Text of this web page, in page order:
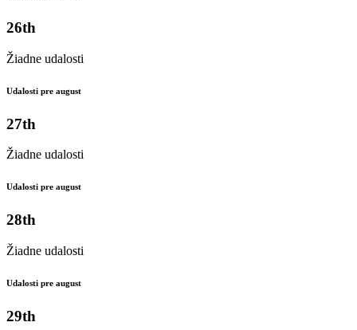
26th
Žiadne udalosti
Udalosti pre august
27th
Žiadne udalosti
Udalosti pre august
28th
Žiadne udalosti
Udalosti pre august
29th